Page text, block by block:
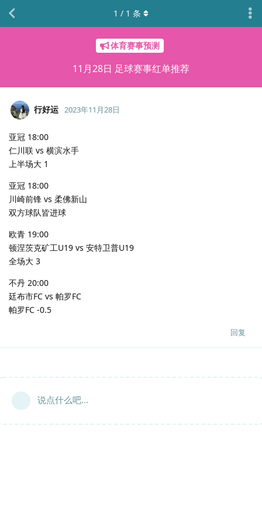
体育赛事预测
11月28日 足球赛事红单推荐
1 / 1 条
行好运 2023年11月28日
亚冠 18:00
仁川联 vs 横滨水手
上半场大 1
亚冠 18:00
川崎前锋 vs 柔佛新山
双方球队皆进球
欧青 19:00
顿涅茨克矿工U19 vs 安特卫普U19
全场大 3
不丹 20:00
廷布市FC vs 帕罗FC
帕罗FC -0.5
回复
说点什么吧...